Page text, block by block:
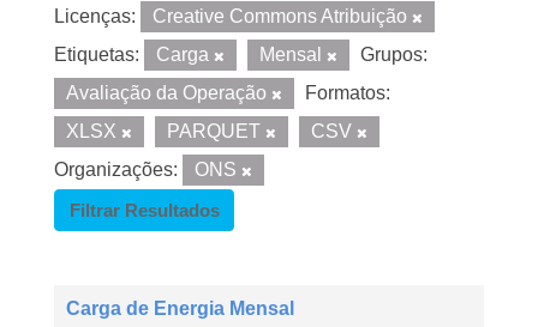
Licenças:
Creative Commons Atribuição
Etiquetas:
Carga Mensal
Grupos:
Avaliação da Operação
Formatos:
XLSX
PARQUET
CSV
Organizações:
ONS
Filtrar Resultados
Carga de Energia Mensal